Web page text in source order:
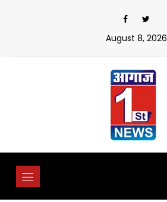
August 8, 2026